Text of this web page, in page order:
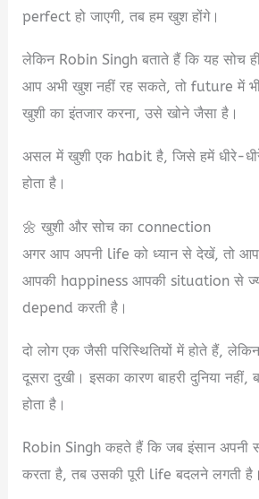
perfect हो जाएगी, तब हम खुश होंगे।
लेकिन Robin Singh बताते हैं कि यह सोच
आप अभी खुश नहीं रह सकते, तो future में भी
खुशी का इंतजार करना, उसे खोने जैसा है।
असल में खुशी एक habit है, जिसे हमें धीरे-
होता है।
🌼 खुशी और सोच का connection
अगर आप अपनी life को ध्यान से देखें, तो
आपकी happiness आपकी situation से
depend करती है।
दो लोग एक जैसी परिस्थितियों में होते हैं,
दूसरा दुखी। इसका कारण बाहरी दुनिया
होता है।
Robin Singh कहते हैं कि जब इंसान अपनी
करता है, तब उसकी पूरी life बदलने लगती है।